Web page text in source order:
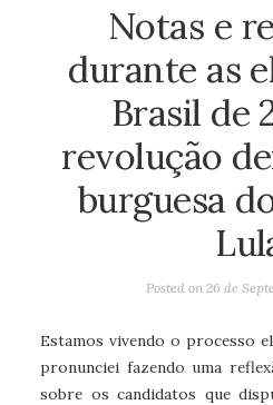
Notas e
durante as
Brasil de
revolução
burguesa
Posted on 26 de
Estamos vivendo o processo
pronunciei fazendo uma
sobre os candidatos que